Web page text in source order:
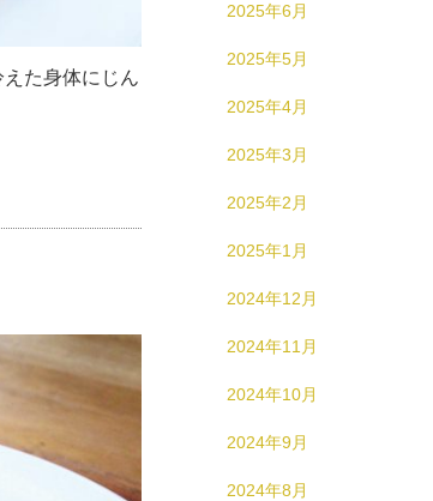
た身体にじん
2025年6月
2025年5月
2025年4月
2025年3月
2025年2月
2025年1月
2024年12月
2024年11月
2024年10月
2024年9月
2024年8月